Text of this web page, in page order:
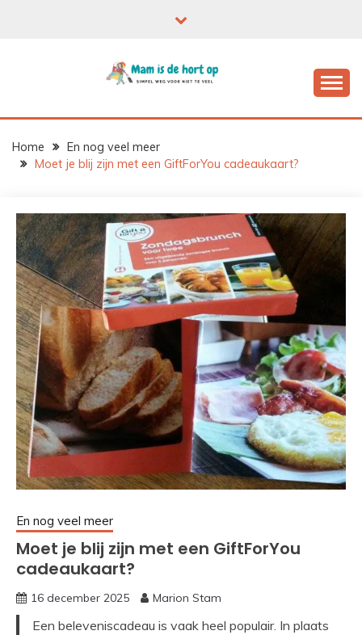
Home
En nog veel meer
Moet je blij zijn met een GiftForYou cadeaukaart?
En nog veel meer
Moet je blij zijn met een GiftForYou
cadeaukaart?
16 december 2025 Marion Stam
Een beleveniscadeau is vaak heel populair. In plaats